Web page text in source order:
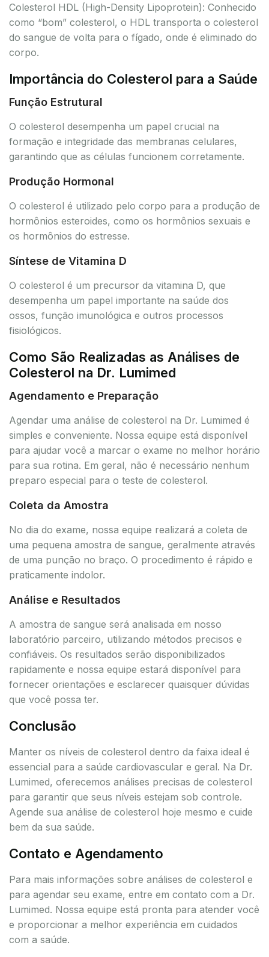
Colesterol HDL (High-Density Lipoprotein): Conhecido
como “bom” colesterol, o HDL transporta o colesterol
do sangue de volta para o fígado, onde é eliminado do
corpo.
Importância do Colesterol para a Saúde
Função Estrutural
O colesterol desempenha um papel crucial na
formação e integridade das membranas celulares,
garantindo que as células funcionem corretamente.
Produção Hormonal
O colesterol é utilizado pelo corpo para a produção de
hormônios esteroides, como os hormônios sexuais e
os hormônios do estresse.
Síntese de Vitamina D
O colesterol é um precursor da vitamina D, que
desempenha um papel importante na saúde dos
ossos, função imunológica e outros processos
fisiológicos.
Como São Realizadas as Análises de
Colesterol na Dr. Lumimed
Agendamento e Preparação
Agendar uma análise de colesterol na Dr. Lumimed é
simples e conveniente. Nossa equipe está disponível
para ajudar você a marcar o exame no melhor horário
para sua rotina. Em geral, não é necessário nenhum
preparo especial para o teste de colesterol.
Coleta da Amostra
No dia do exame, nossa equipe realizará a coleta de
uma pequena amostra de sangue, geralmente através
de uma punção no braço. O procedimento é rápido e
praticamente indolor.
Análise e Resultados
A amostra de sangue será analisada em nosso
laboratório parceiro, utilizando métodos precisos e
confiáveis. Os resultados serão disponibilizados
rapidamente e nossa equipe estará disponível para
fornecer orientações e esclarecer quaisquer dúvidas
que você possa ter.
Conclusão
Manter os níveis de colesterol dentro da faixa ideal é
essencial para a saúde cardiovascular e geral. Na Dr.
Lumimed, oferecemos análises precisas de colesterol
para garantir que seus níveis estejam sob controle.
Agende sua análise de colesterol hoje mesmo e cuide
bem da sua saúde.
Contato e Agendamento
Para mais informações sobre análises de colesterol e
para agendar seu exame, entre em contato com a Dr.
Lumimed. Nossa equipe está pronta para atender você
e proporcionar a melhor experiência em cuidados
com a saúde.